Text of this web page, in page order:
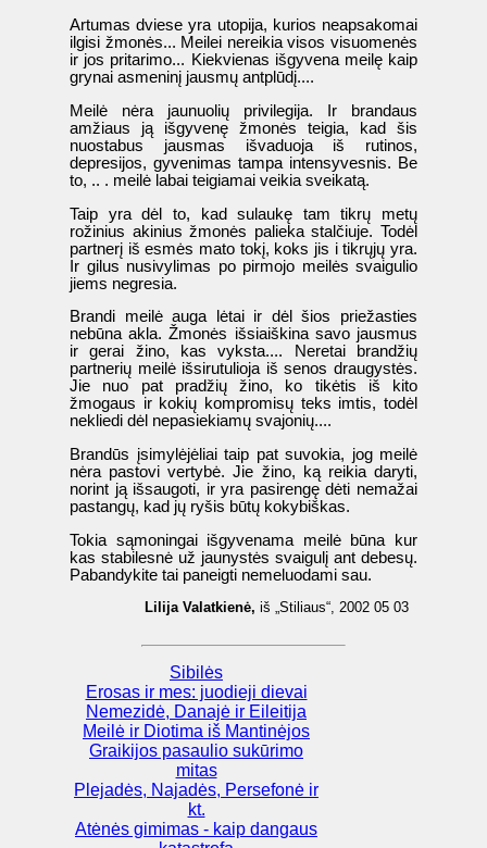
Artumas dviese yra utopija, kurios neapsakomai
ilgisi žmonės... Meilei nereikia visos visuomenės
ir jos pritarimo... Kiekvienas išgyvena meilę kaip
grynai asmeninį jausmų antplūdį....
Meilė nėra jaunuolių privilegija. Ir brandaus
amžiaus ją išgyvenę žmonės teigia, kad šis
nuostabus jausmas išvaduoja iš rutinos,
depresijos, gyvenimas tampa intensyvesnis. Be
to, .. . meilė labai teigiamai veikia sveikatą.
Taip yra dėl to, kad sulaukę tam tikrų metų
rožinius akinius žmonės palieka stalčiuje. Todėl
partnerį iš esmės mato tokį, koks jis i tikrųjų yra.
Ir gilus nusivylimas po pirmojo meilės svaigulio
jiems negresia.
Brandi meilė auga lėtai ir dėl šios priežasties
nebūna akla. Žmonės išsiaiškina savo jausmus
ir gerai žino, kas vyksta.... Neretai brandžių
partnerių meilė išsirutulioja iš senos draugystės.
Jie nuo pat pradžių žino, ko tikėtis iš kito
žmogaus ir kokių kompromisų teks imtis, todėl
nekliedi dėl nepasiekiamų svajonių....
Brandūs įsimylėjėliai taip pat suvokia, jog meilė
nėra pastovi vertybė. Jie žino, ką reikia daryti,
norint ją išsaugoti, ir yra pasirengę dėti nemažai
pastangų, kad jų ryšis būtų kokybiškas.
Tokia sąmoningai išgyvenama meilė būna kur
kas stabilesnė už jaunystės svaigulį ant debesų.
Pabandykite tai paneigti nemeluodami sau.
Lilija Valatkienė, iš „Stiliaus“, 2002 05 03
Sibilės
Erosas ir mes: juodieji dievai
Nemezidė, Danajė ir Eileitija
Meilė ir Diotima iš Mantinėjos
Graikijos pasaulio sukūrimo
mitas
Plejadės, Najadės, Persefonė ir
kt.
Atėnės gimimas - kaip dangaus